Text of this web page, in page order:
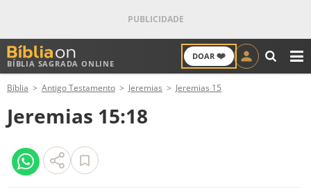
BÍBLIA SAGRADA ONLINE
DOAR ❤️
ANTIGO TESTAMENTO
NOVO TESTAMENTO
VERSÍCULOS
Bíblia Antigo Testamento Jeremias Jeremias 15
Jeremias 15:18